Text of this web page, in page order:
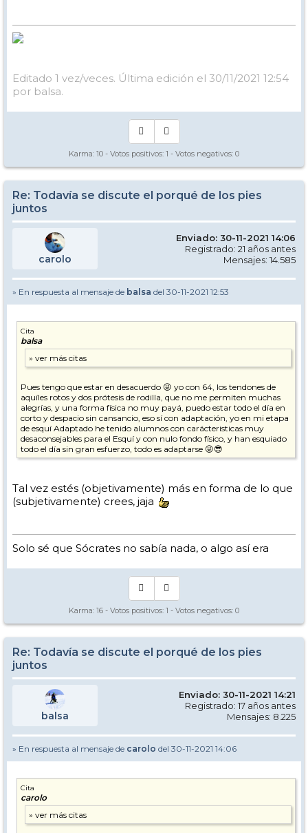
Editado 1 vez/veces. Última edición el 30/11/2021 12:54
por balsa.
Karma: 10 - Votos positivos: 1 - Votos negativos: 0
Re: Todavía se discute el porqué de los pies
juntos
carolo
Enviado: 30-11-2021 14:06
Registrado: 21 años antes
Mensajes: 14.585
» En respuesta al mensaje de balsa del 30-11-2021 12:53
Cita
balsa
Pues tengo que estar en desacuerdo 😜 yo con 64, los tendones de
aquíles rotos y dos prótesis de rodilla, que no me permiten muchas
alegrías, y una forma física no muy payá, puedo estar todo el día en
corto y despacio sin cansancio, eso sí con adaptación, yo en mi etapa
de esquí Adaptado he tenido alumnos con carácteristicas muy
desaconsejables para el Esquí y con nulo fondo físico, y han esquiado
todo el día sin gran esfuerzo, todo es adaptarse 😜😎
Tal vez estés (objetivamente) más en forma de lo que
(subjetivamente) crees, jaja
Solo sé que Sócrates no sabía nada, o algo así era
Karma: 16 - Votos positivos: 1 - Votos negativos: 0
Re: Todavía se discute el porqué de los pies
juntos
balsa
Enviado: 30-11-2021 14:21
Registrado: 17 años antes
Mensajes: 8.225
» En respuesta al mensaje de carolo del 30-11-2021 14:06
Cita
carolo